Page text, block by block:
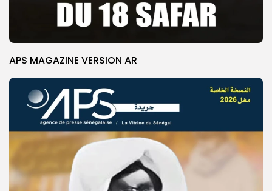
APS MAGAZINE VERSION AR